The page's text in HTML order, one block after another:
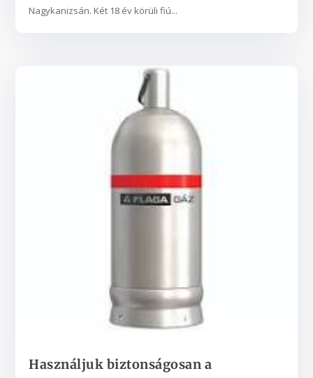
Nagykanizsán. Két 18 év körüli fiú...
Használjuk biztonságosan a